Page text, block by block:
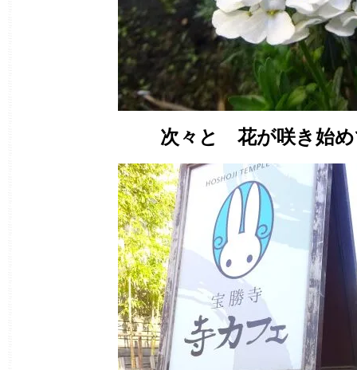
次々と 花が咲き始